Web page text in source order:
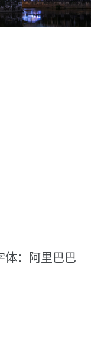
体：阿里巴巴